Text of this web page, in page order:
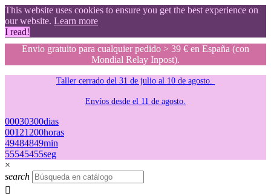
This website uses cookies to ensure you get the best experience on
our website. Learn more
I read!
Envio gratuito para cualquier pedido > 39 € en España (con
Mondial Relay Inpost).
Taller cerrado del 31 de julio al 10 de agosto.
Envíos desde el 11 de agosto.
00030300dias
00121200horas
49484849min
54535354seg
×
search
